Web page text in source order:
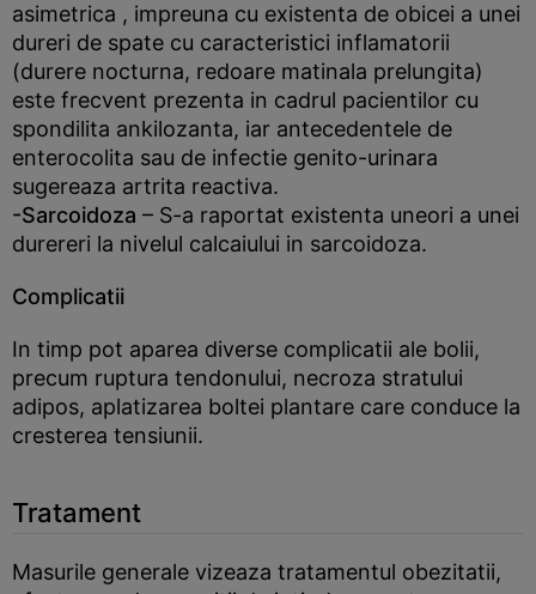
asimetrica , impreuna cu existenta de obicei a unei
dureri de spate cu caracteristici inflamatorii
(durere nocturna, redoare matinala prelungita)
este frecvent prezenta in cadrul pacientilor cu
spondilita ankilozanta, iar antecedentele de
enterocolita sau de infectie genito-urinara
sugereaza artrita reactiva.
-Sarcoidoza – S-a raportat existenta uneori a unei
durereri la nivelul calcaiului in sarcoidoza.
Complicatii
In timp pot aparea diverse complicatii ale bolii,
precum ruptura tendonului, necroza stratului
adipos, aplatizarea boltei plantare care conduce la
cresterea tensiunii.
Tratament
Masurile generale vizeaza tratamentul obezitatii,